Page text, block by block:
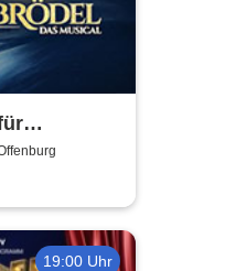
Musical
19:00 Uhr